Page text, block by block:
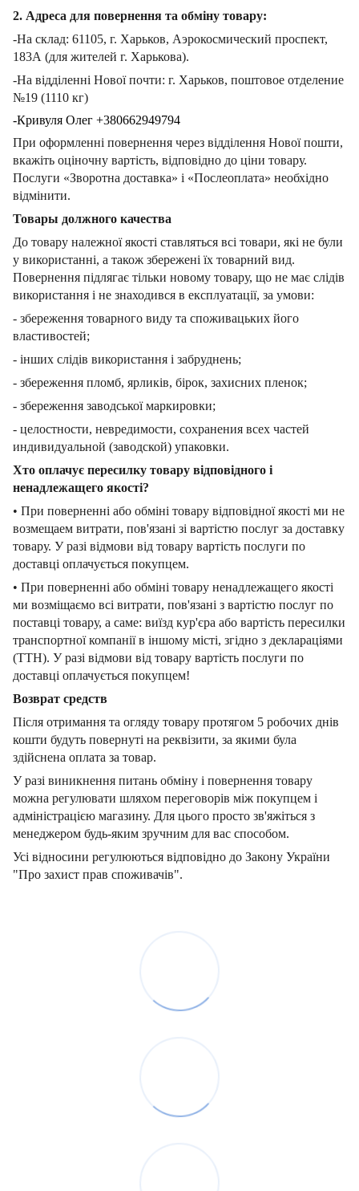
2. Адреса для повернення та обміну товару:
-На склад: 61105, г. Харьков, Аэрокосмический проспект,
183А (для жителей г. Харькова).
-На відділенні Нової почти: г. Харьков, поштовое отделение
№19 (1110 кг)
-Кривуля Олег +380662949794
При оформленні повернення через відділення Нової пошти,
вкажіть оціночну вартість, відповідно до ціни товару.
Послуги «Зворотна доставка» і «Послеоплата» необхідно
відмінити.
Товары должного качества
До товару належної якості ставляться всі товари, які не були
у використанні, а також збережені їх товарний вид.
Повернення підлягає тільки новому товару, що не має слідів
використання і не знаходився в експлуатації, за умови:
- збереження товарного виду та споживацьких його
властивостей;
- інших слідів використання і забруднень;
- збереження пломб, ярликів, бірок, захисних пленок;
- збереження заводської маркировки;
- целостности, невредимости, сохранения всех частей
индивидуальной (заводской) упаковки.
Хто оплачує пересилку товару відповідного і
ненадлежащего якості?
• При поверненні або обміні товару відповідної якості ми не
возмещаем витрати, пов'язані зі вартістю послуг за доставку
товару. У разі відмови від товару вартість послуги по
доставці оплачується покупцем.
• При поверненні або обміні товару ненадлежащего якості
ми возміщаємо всі витрати, пов'язані з вартістю послуг по
поставці товару, а саме: виїзд кур'єра або вартість пересилки
транспортної компанії в іншому місті, згідно з деклараціями
(ТТН). У разі відмови від товару вартість послуги по
доставці оплачується покупцем!
Возврат средств
Після отримання та огляду товару протягом 5 робочих днів
кошти будуть повернуті на реквізити, за якими була
здійснена оплата за товар.
У разі виникнення питань обміну і повернення товару
можна регулювати шляхом переговорів між покупцем і
адміністрацією магазину. Для цього просто зв'яжіться з
менеджером будь-яким зручним для вас способом.
Усі відносини регулюються відповідно до Закону України
"Про захист прав споживачів".